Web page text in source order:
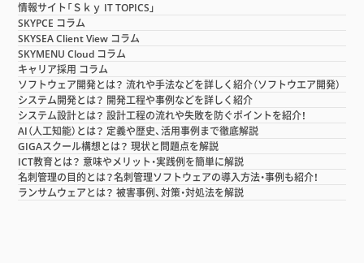
情報サイト「Ｓｋｙ IT TOPICS」
SKYPCE コラム
SKYSEA Client View コラム
SKYMENU Cloud コラム
キャリア採用 コラム
ソフトウェア開発とは？ 流れや手法などを詳しく紹介（ソフトウエア開発）
システム開発とは？ 開発工程や事例などを詳しく紹介
システム設計とは？ 設計工程の流れや失敗を防ぐポイントを紹介！
AI（人工知能）とは？ 定義や歴史、活用事例まで徹底解説
GIGAスクール構想とは？ 現状と問題点を解説
ICT教育とは？ 意味やメリット・実践例を簡単に解説
名刺管理の目的とは？名刺管理ソフトウェアの導入方法・事例も紹介！
ランサムウェアとは？ 被害事例、対策・対処法を解説